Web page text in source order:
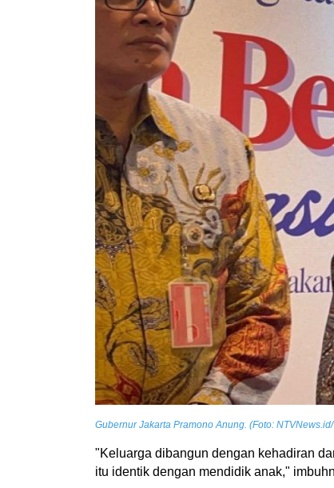
Gubernur Jakarta Pramono Anung. (Foto:
"Keluarga dibangun dengan kehadiran
itu identik dengan mendidik anak,"